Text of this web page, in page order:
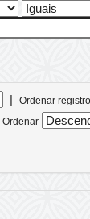
|
Ordenar
Ordenar